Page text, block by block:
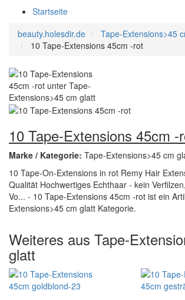
Startseite
beauty.holesdir.de
Tape-Extensions>45
10 Tape-Extensions 45cm -rot
10 Tape-Extensions 45cm -
Marke / Kategorie: Tape-Extensions>45 cm
10 Tape-On-Extensions in rot Remy Hair
Qualität Hochwertiges Echthaar - kein
Vo... - 10 Tape-Extensions 45cm -rot ist ein
Extensions>45 cm glatt Kategorie.
Weiteres aus Tape-
glatt